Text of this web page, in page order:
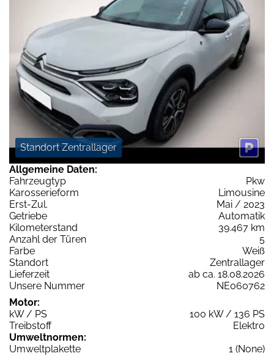
Standort Zentrallager
Allgemeine Daten:
Fahrzeugtyp
Pkw
Karosserieform
Limousine
Erst-Zul.
Mai / 2023
Getriebe
Automatik
Kilometerstand
39.467 km
Anzahl der Türen
5
Farbe
Weiß
Standort
Zentrallager
Lieferzeit
ab ca. 18.08.2026
Unsere Nummer
NE060762
Motor:
kW / PS
100 kW / 136 PS
Treibstoff
Elektro
Umweltnormen:
Umweltplakette
1 (None)